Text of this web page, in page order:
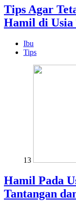
Tips Agar
Hamil di Usia
Ibu
Tips
13
Hamil Pada
Tantangan